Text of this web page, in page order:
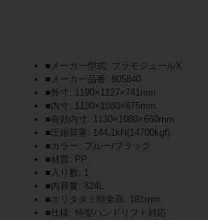
■メーカー型式: プラモジュールX
■メーカー品番: 805840
■外寸: 1190×1127×741mm
■内寸: 1130×1080×675mm
■有効内寸: 1130×1080×660mm
■圧縮荷重: 144.1kN(14700kgf)
■カラー: ブルー/ブラック
■材質: PP
■入り数: 1
■内容量: 824L
■オリタタミ時全高: 181mm
■仕様: 特型ハンドリフト対応